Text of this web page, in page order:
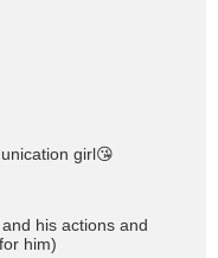
girl😘
his actions and
him)